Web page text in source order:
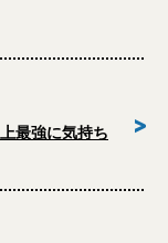
最強に気持ち
>